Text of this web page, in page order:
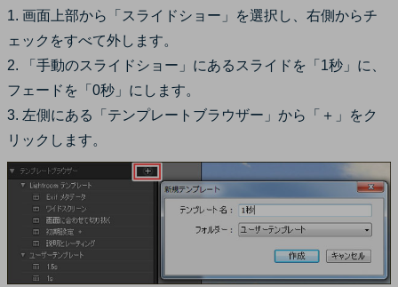
1. 画面上部から「スライドショー」を選択し、右側からチ
ェックをすべて外します。
2. 「手動のスライドショー」にあるスライドを「1秒」に、
フェードを「0秒」にします。
3. 左側にある「テンプレートブラウザー」から「＋」をク
リックします。